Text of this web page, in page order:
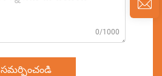
0/1000
సమర్పించండి